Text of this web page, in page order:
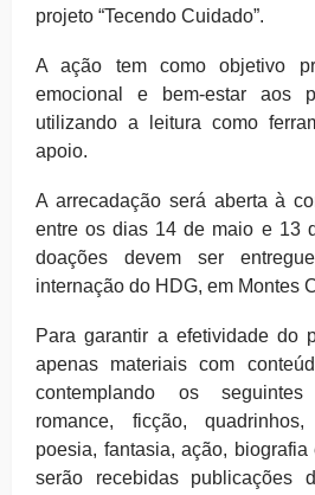
projeto “Tecendo Cuidado”.
A ação tem como objetivo
emocional e bem-estar aos
utilizando a leitura como
apoio.
A arrecadação será aberta à
entre os dias 14 de maio e 13
doações devem ser
internação do HDG, em Montes
Para garantir a efetividade do
apenas materiais com
contemplando os
romance, ficção,
poesia, fantasia, ação,
serão recebidas publicações